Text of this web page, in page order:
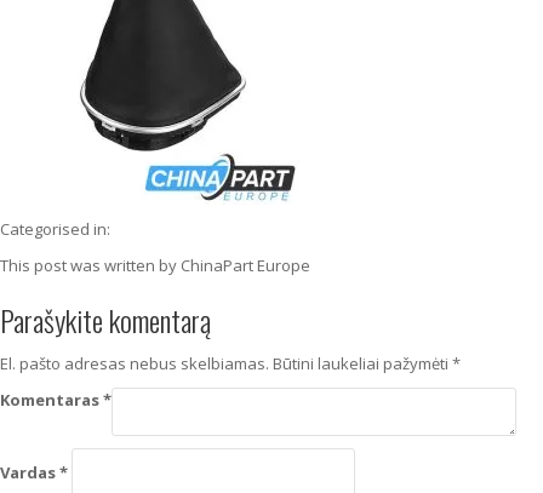
Categorised in:
This post was written by ChinaPart Europe
Parašykite komentarą
El. pašto adresas nebus skelbiamas. Būtini laukeliai pažymėti *
Komentaras*
Vardas*